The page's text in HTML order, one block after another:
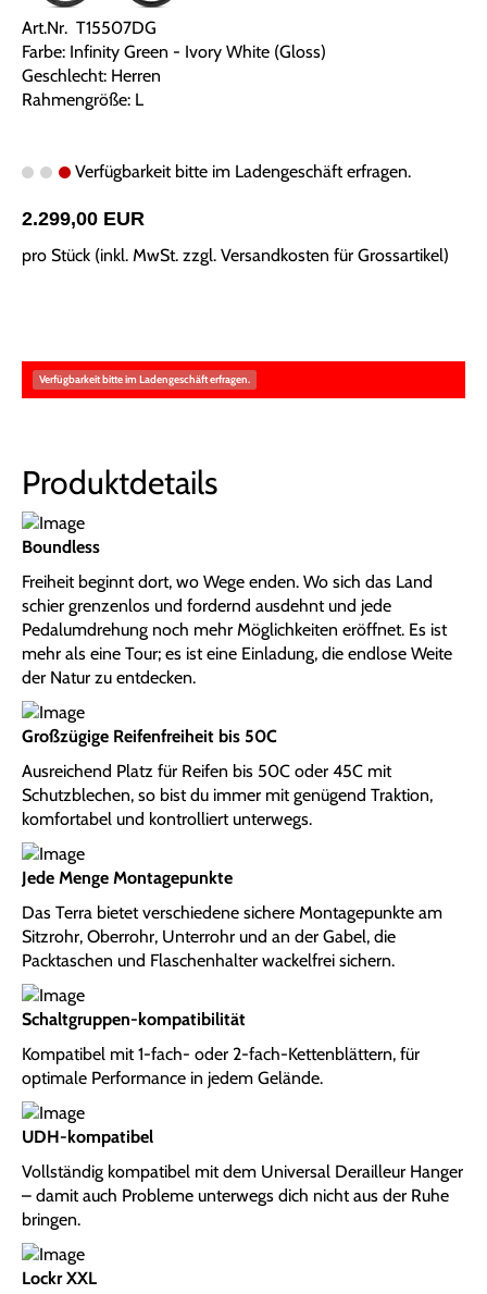
Art.Nr. T15507DG
Farbe: Infinity Green - Ivory White (Gloss)
Geschlecht: Herren
Rahmengröße: L
Verfügbarkeit bitte im Ladengeschäft erfragen.
2.299,00 EUR
pro Stück (inkl. MwSt. zzgl. Versandkosten für Grossartikel)
Verfügbarkeit bitte im Ladengeschäft erfragen.
Produktdetails
Boundless
Freiheit beginnt dort, wo Wege enden. Wo sich das Land
schier grenzenlos und fordernd ausdehnt und jede
Pedalumdrehung noch mehr Möglichkeiten eröffnet. Es ist
mehr als eine Tour; es ist eine Einladung, die endlose Weite
der Natur zu entdecken.
Großzügige Reifenfreiheit bis 50C
Ausreichend Platz für Reifen bis 50C oder 45C mit
Schutzblechen, so bist du immer mit genügend Traktion,
komfortabel und kontrolliert unterwegs.
Jede Menge Montagepunkte
Das Terra bietet verschiedene sichere Montagepunkte am
Sitzrohr, Oberrohr, Unterrohr und an der Gabel, die
Packtaschen und Flaschenhalter wackelfrei sichern.
Schaltgruppen-kompatibilität
Kompatibel mit 1-fach- oder 2-fach-Kettenblättern, für
optimale Performance in jedem Gelände.
UDH-kompatibel
Vollständig kompatibel mit dem Universal Derailleur Hanger
– damit auch Probleme unterwegs dich nicht aus der Ruhe
bringen.
Lockr XXL